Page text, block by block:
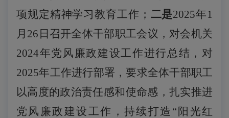
项规定精神学习教育工作； 二是2025年1
月26日召开全体干部职工会议，对会机关
2024年党风廉政建设工作进行总结，对
2025年工作进行部署，要求全体干部职工
以高度的政治责任感和使命感，扎实推进
党风廉政建设工作， 持续打造 “阳光红